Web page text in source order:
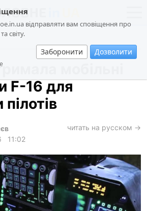
відправляти вам сповіщення про
світу.
Заборонити Дозволити
суспільство
події
кримінал
лонгріди
харків
архів
мобільні
F-16 для
пілотів
11:02
читать на русском →